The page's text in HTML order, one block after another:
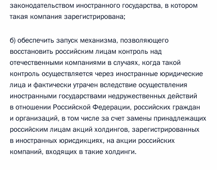
законодательством иностранного государства, в котором
такая компания зарегистрирована;
б) обеспечить запуск механизма, позволяющего
восстановить российским лицам контроль над
отечественными компаниями в случаях, когда такой
контроль осуществляется через иностранные юридические
лица и фактически утрачен вследствие осуществления
иностранными государствами недружественных действий
в отношении Российской Федерации, российских граждан
и организаций, в том числе за счет замены принадлежащих
российским лицам акций холдингов, зарегистрированных
в иностранных юрисдикциях, на акции российских
компаний, входящих в такие холдинги.